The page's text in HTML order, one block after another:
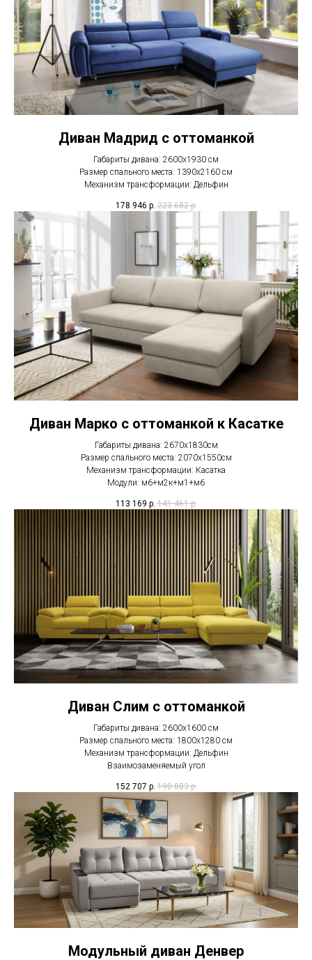
Диван Мадрид с оттоманкой
Габариты дивана: 2600х1930 см
Размер спального места: 1390х2160 см
Механизм трансформации: Дельфин
178 946 р. 223 682 р.
Диван Марко с оттоманкой к Касатке
Габариты дивана: 2670х1830см
Размер спального места: 2070х1550см
Механизм трансформации: Касатка
Модули: м6+м2к+м1+м6
113 169 р. 141 461 р.
Диван Слим с оттоманкой
Габариты дивана: 2600x1600 см
Размер спального места: 1800x1280 см
Механизм трансформации: Дельфин
Взаимозаменяемый угол
152 707 р. 190 883 р.
Модульный диван Денвер